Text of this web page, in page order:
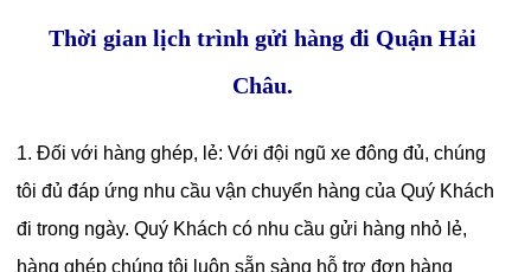
Thời gian lịch trình gửi hàng đi Quận Hải
Châu.
1. Đối với hàng ghép, lẻ: Với đội ngũ xe đông đủ, chúng
tôi đủ đáp ứng nhu cầu vận chuyển hàng của Quý Khách
đi trong ngày. Quý Khách có nhu cầu gửi hàng nhỏ lẻ,
hàng ghép chúng tôi luôn sẵn sàng hỗ trợ đơn hàng